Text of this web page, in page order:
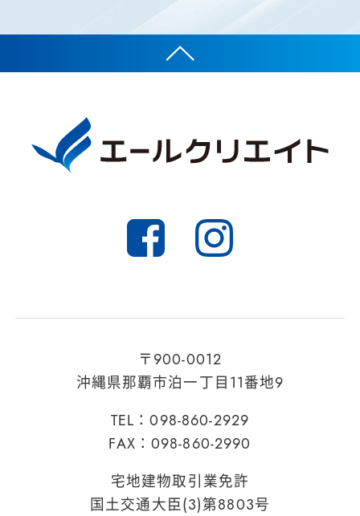
〒900-0012
沖縄県那覇市泊一丁目11番地9
TEL：098-860-2929
FAX：098-860-2990
宅地建物取引業免許
国土交通大臣(3)第8803号